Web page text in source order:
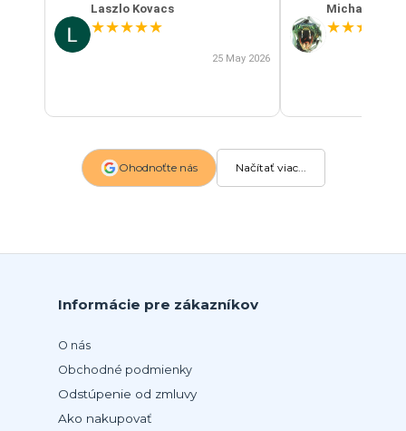
Laszlo Kovacs
★★★★★
25 May 2026
Michal Szabo
★★★
Ohodnoťte nás Načítať viac...
Informácie pre zákazníkov
O nás
Obchodné podmienky
Odstúpenie od zmluvy
Ako nakupovať